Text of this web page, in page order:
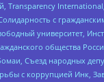
Transparеncy
с
университет,
общества
Съезд народных
с коррупцией Инк,